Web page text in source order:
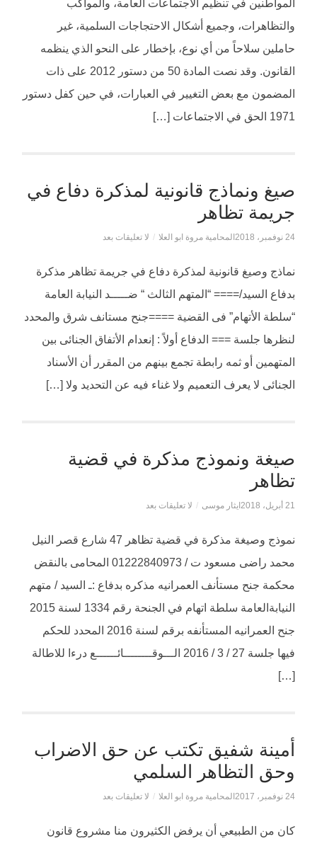
المواطنين في تنظيم الاجتماعات العامة، والمواكب
والتظاهرات، وجميع أشكال الاحتجاجات السلمية، غير
حاملين سلاحاً من أي نوع، بإخطار على النحو الذي ينظمه
القانون. وقد نصت المادة 50 من دستور 2012 على ذات
المضمون مع بعض التغيير في العبارات، في حين كفل دستور
1971 الحق في الاجتماعات […]
صيغ ونماذج قانونية لمذكرة دفاع في
جريمة تظاهر
24 نوفمبر، 2018 المحامية مروة ابو العلا / لا تعليقات بعد
نماذج وصيغ قانونية لمذكرة دفاع في جريمة تظاهر مذكرة
بدفاع السيد/==== “المتهم الثالث “ ضـــــد النيابة العامة
“سلطة الأتهام” فى القضية ====جنح مستانف شرق والمحدد
لنظرها جلسة === الدفاع أولاً : إنعدام الأتفاق الجنائى بين
المتهمين أو ثمه رابطة تجمع بينهم من المقرر أن الأسناد
الجنائى لا يعرف التعميم ولا غناء فيه عن التحديد ولا […]
صيغة ونموذج مذكرة في قضية
تظاهر
21 أبريل، 2018 ايثار موسى / لا تعليقات بعد
نموذج وصيغة مذكرة في قضية تظاهر 47 شارع قصر النيل
محمد راضى مسعود ت / 01222840973 المحامى بالنقض
محكمة جنح مستأنف العمرانيه مذكره بدفاع :ـ السيد / متهم
النيابةالعامة سلطة اتهام في الجنحة رقم 1334 لسنة 2015
جنح العمرانيه المستأنفه برقم لسنة 2016 المحدد للحكم
فيها جلسة 27 / 3 / 2016 الـــوقــــــــائــــــع درءا للاطالة
[…]
أمينة شفيق تكتب عن حق الاضراب
وحق التظاهر السلمي
24 نوفمبر، 2017 المحامية مروة ابو العلا / لا تعليقات بعد
كان من الطبيعي أن يرفض الكثيرون منا مشروع قانون